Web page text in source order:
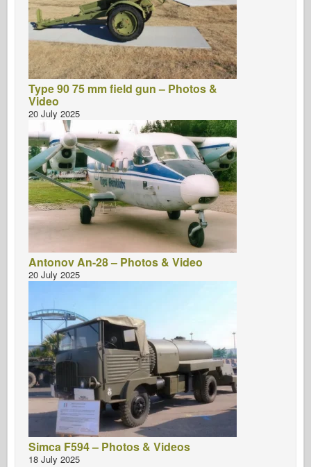
Type 90 75 mm field gun – Photos &
Video
20 July 2025
Antonov An-28 – Photos & Video
20 July 2025
Simca F594 – Photos & Videos
18 July 2025